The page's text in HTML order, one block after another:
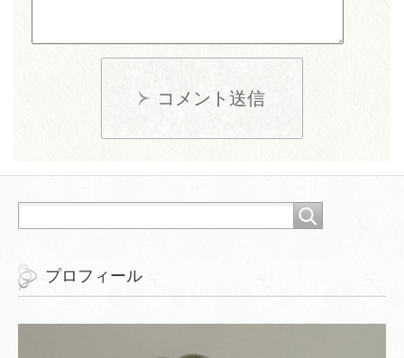
コメント送信
プロフィール